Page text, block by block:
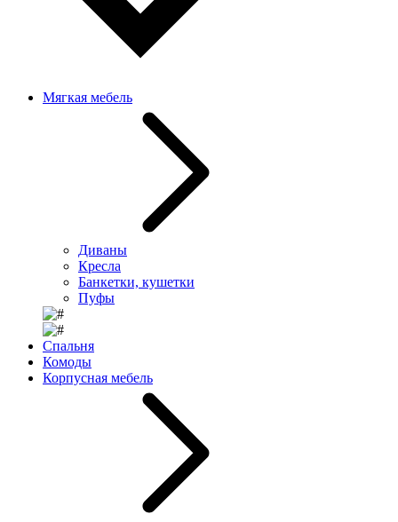
Мягкая мебель
Диваны
Кресла
Банкетки, кушетки
Пуфы
Спальня
Комоды
Корпусная мебель